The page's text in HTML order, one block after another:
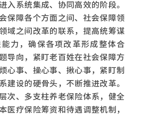
入系统集成、协同高效的阶段。
保障各个方面之间、社会保障领
域之间改革的联系，提高统筹谋
力，确保各项改革形成整体合
导向，紧盯老百姓在社会保障方
心事、操心事、揪心事，紧盯制
建设的硬骨头，不断推进改革。
次、多支柱养老保险体系，健全
医疗保险筹资和待遇调整机制，